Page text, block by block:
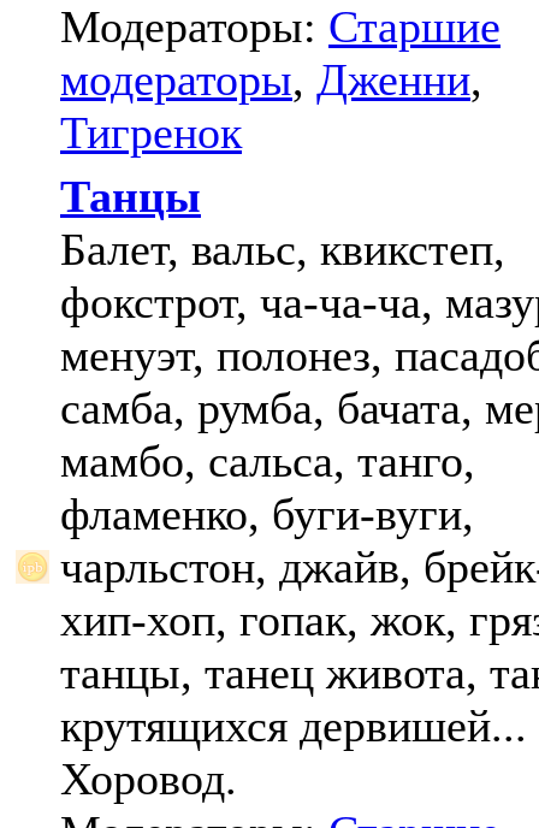
Модераторы: Старшие
модераторы, Дженни,
Тигренок
Танцы
Балет, вальс, квикстеп,
фокстрот, ча-ча-ча,
менуэт, полонез,
самба, румба, бачата,
мамбо, сальса, танго,
фламенко, буги-вуги,
чарльстон, джайв,
хип-хоп, гопак, жок,
танцы, танец живота,
крутящихся дервишей...
Хоровод.